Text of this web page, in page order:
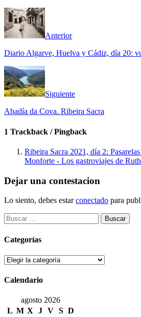
Anterior
Diario Algarve, Huelva y Cádiz, día 20:
Siguiente
Abadía da Cova. Ribeira Sacra
1 Trackback / Pingback
Ribeira Sacra 2021, día 2:
Monforte - Los gastroviajes de Ruth
Dejar una contestacion
Lo siento, debes estarconectado para
Buscar:
Categorías
Categorías
Calendario
agosto 2026
L M X J V S D